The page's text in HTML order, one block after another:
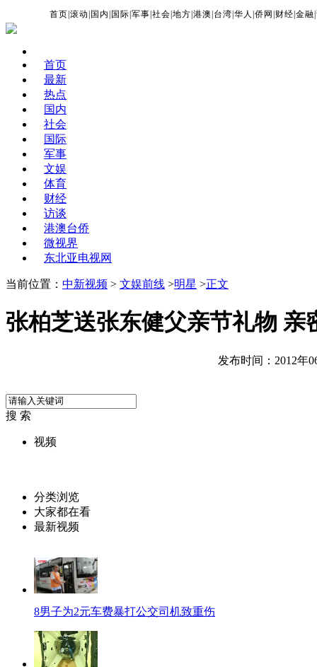
首页 |滚动 国内 国际 |军事 |社会 |地方 |港澳 台湾 |华人 |侨网 财经 |金融 |
首页
最新
热点
国内
社会
国际
军事
文娱
体育
财经
访谈
港澳台侨
微视界
东北亚电视网
当前位置： 中新视频 > 文娱前线 >明星 >正文
张柏芝送张东健父亲节礼物 亲
发布时间：2012年
搜 索
视频
分类浏览
大家都在看
最新视频
8男子为2元车费暴打公交司机致重伤